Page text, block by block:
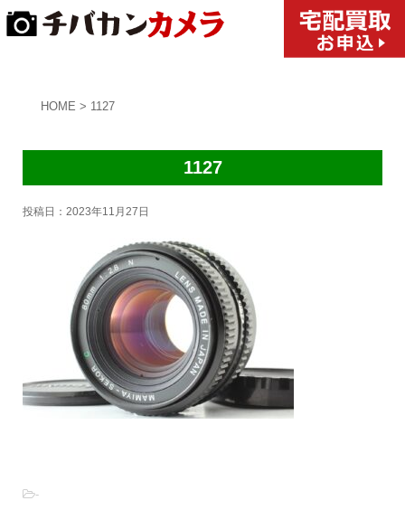
HOME > 1127
1127
投稿日： 2023年11月27日
-